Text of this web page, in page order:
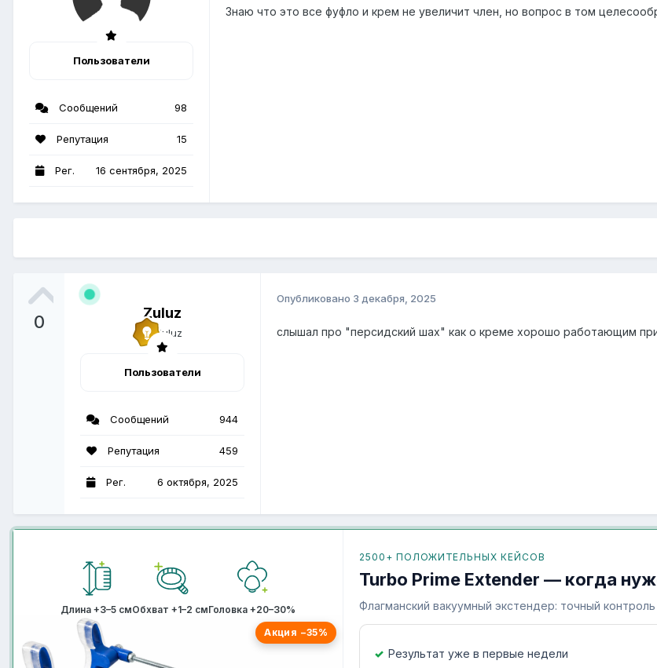
Пользователи
Сообщений 98
Репутация 15
Рег. 16 сентября, 2025
Знаю что это все фуфло и крем не увеличит член, но вопрос в том
0 Zuluz
Пользователи
Сообщений 944
Репутация 459
Рег. 6 октября, 2025
Опубликовано 3 декабря, 2025
слышал про "персидский шах" как о креме хорошо работающим
Длина +3–5 смОбхват +1–2 смГоловка +20–30%
Акция −35%
2500+ ПОЛОЖИТЕЛЬНЫХ КЕЙСОВ
Turbo Prime Extender — когда
Флагманский вакуумный экстендер: точный
Результат уже в первые недели